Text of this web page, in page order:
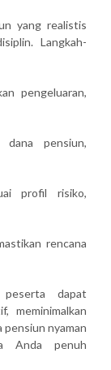
yang realistis
. Langkah-
pengeluaran,
pensiun,
profil risiko,
rencana
peserta dapat
meminimalkan
pensiun nyaman
Anda penuh